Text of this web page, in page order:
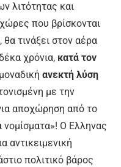
λιτότητας και
που βρίσκονται
τινάξει στον αέρα
χρόνια, κατά τον
ανεκτή λύση
με την
αποχώρηση από το
Ο Ελληνας
αντικειμενική
πολιτικό βάρος